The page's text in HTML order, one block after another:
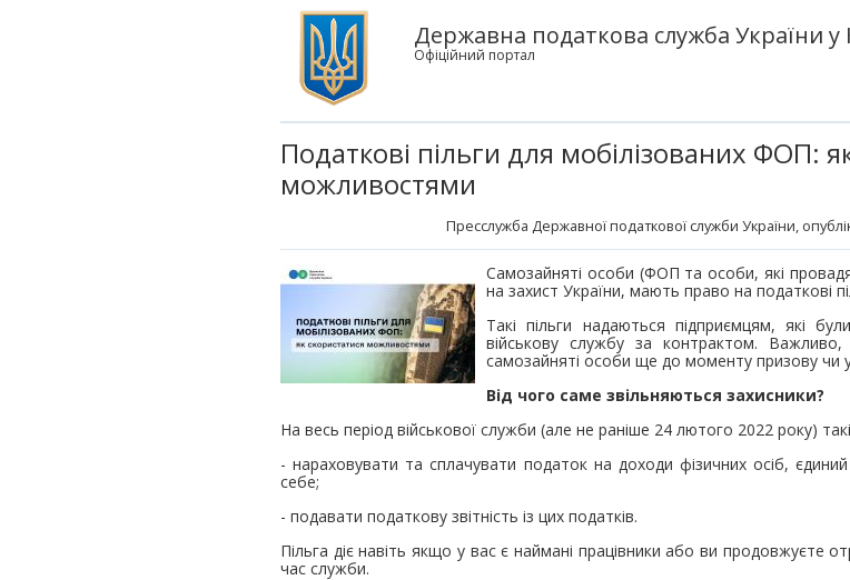
Державна податкова служба України у
Офіційний портал
Податкові пільги для мобілізованих ФОП:
можливостями
Пресслужба Державної податкової служби України,
Самозайняті особи (ФОП та особи, які
на захист України, мають право на податкові
Такі пільги надаються підприємцям, які
військову службу за контрактом.
самозайняті особи ще до моменту призову чи
Від чого саме звільняються захисники?
На весь період військової служби (але не раніше 24 лютого 2022 року)
- нараховувати та сплачувати податок на доходи фізичних осіб,
себе;
- подавати податкову звітність із цих податків.
Пільга діє навіть якщо у вас є наймані працівники або ви продовжуєте
час служби.